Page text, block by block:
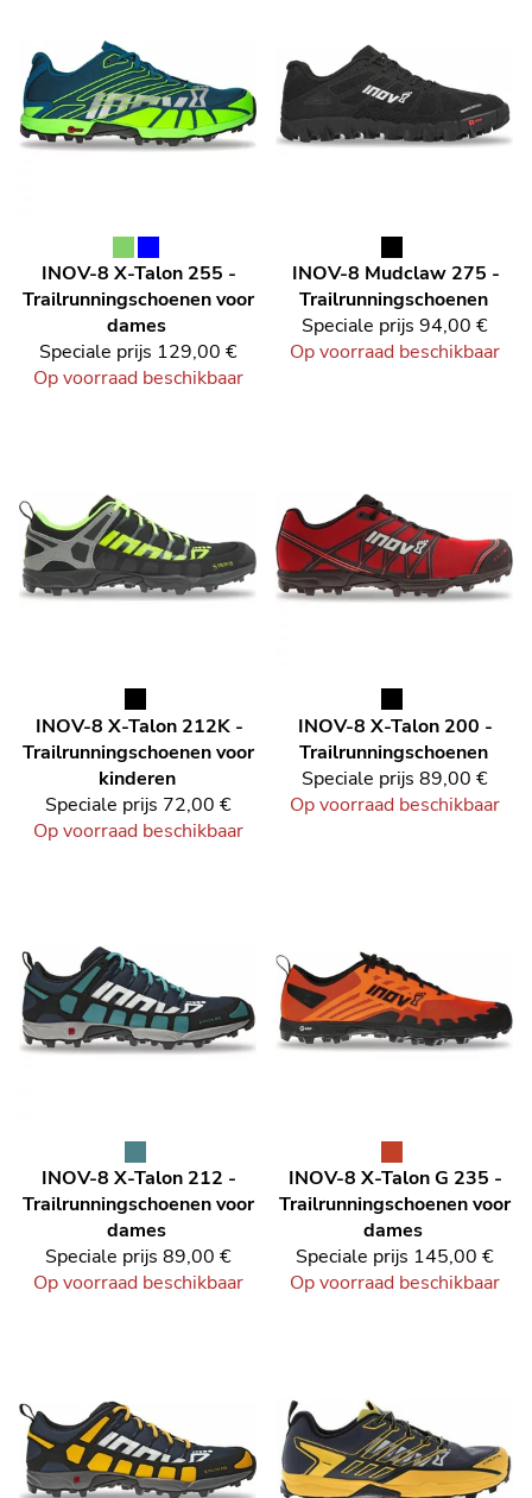
INOV-8 X-Talon 255 -
Trailrunningschoenen voor
dames
Speciale prijs 129,00 €
Op voorraad beschikbaar
INOV-8 Mudclaw 275 -
Trailrunningschoenen
Speciale prijs 94,00 €
Op voorraad beschikbaar
INOV-8 X-Talon 212K -
Trailrunningschoenen voor
kinderen
Speciale prijs 72,00 €
Op voorraad beschikbaar
INOV-8 X-Talon 200 -
Trailrunningschoenen
Speciale prijs 89,00 €
Op voorraad beschikbaar
INOV-8 X-Talon 212 -
Trailrunningschoenen voor
dames
Speciale prijs 89,00 €
Op voorraad beschikbaar
INOV-8 X-Talon G 235 -
Trailrunningschoenen voor
dames
Speciale prijs 145,00 €
Op voorraad beschikbaar